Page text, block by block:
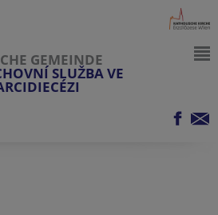
GEMEINDE
SLUŽBA VE